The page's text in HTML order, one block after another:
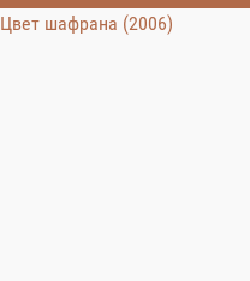
Цвет шафрана (2006)